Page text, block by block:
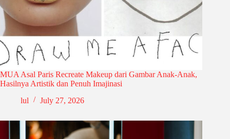
MUA Asal Paris Recreate Makeup dari Gambar Anak-Anak,
Hasilnya Artistik dan Penuh Imajinasi
lul
July 27, 2026